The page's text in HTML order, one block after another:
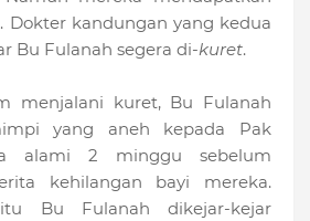
Dokter kandungan yang kedua
Bu Fulanah segera di-kuret.
menjalani kuret, Bu Fulanah
yang aneh kepada Pak
alami 2 minggu sebelum
kehilangan bayi mereka.
Bu Fulanah dikejar-kejar